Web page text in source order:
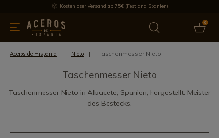
Kostenloser Versand ab 75€ (Festland Spanien)
0
Bietet Aktuelles Bestseller
Aceros de Hispania Nieto Taschenmesser Nieto
Taschenmesser Nieto
Taschenmesser Nieto in Albacete, Spanien, hergestellt. Meister
des Bestecks.